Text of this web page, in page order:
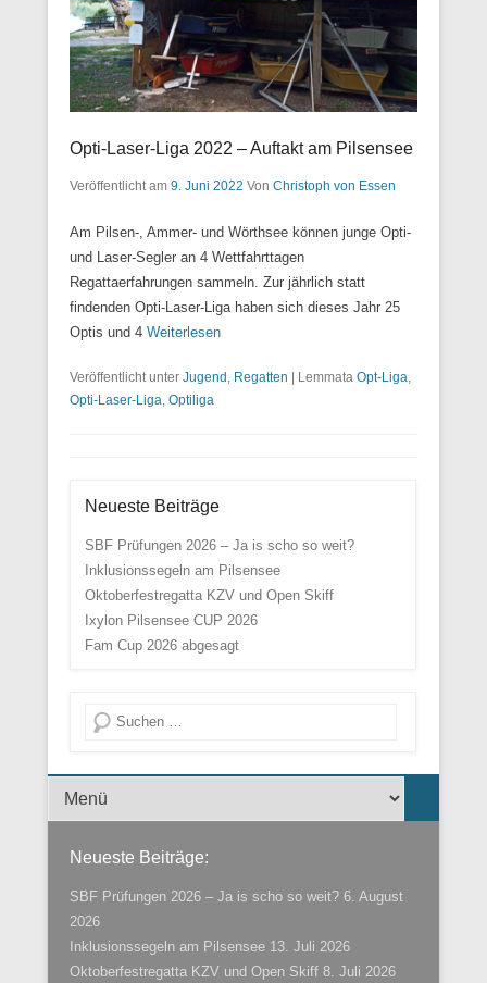
Opti-Laser-Liga 2022 – Auftakt am Pilsensee
Veröffentlicht am 9. Juni 2022 Von Christoph von Essen
Am Pilsen-, Ammer- und Wörthsee können junge Opti-
und Laser-Segler an 4 Wettfahrttagen
Regattaerfahrungen sammeln. Zur jährlich statt
findenden Opti-Laser-Liga haben sich dieses Jahr 25
Optis und 4 Weiterlesen
Veröffentlicht unter Jugend Regatten | Lemmata Opt-Liga
Opti-Laser-Liga Optiliga
Neueste Beiträge
SBF Prüfungen 2026 – Ja is scho so weit?
Inklusionssegeln am Pilsensee
Oktoberfestregatta KZV und Open Skiff
Ixylon Pilsensee CUP 2026
Fam Cup 2026 abgesagt
Suche
Menü der Fußzeile
Neueste Beiträge:
SBF Prüfungen 2026 – Ja is scho so weit? 6. August
2026
Inklusionssegeln am Pilsensee 13. Juli 2026
Oktoberfestregatta KZV und Open Skiff 8. Juli 2026